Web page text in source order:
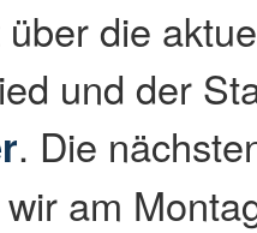
die
und der
. Die
am